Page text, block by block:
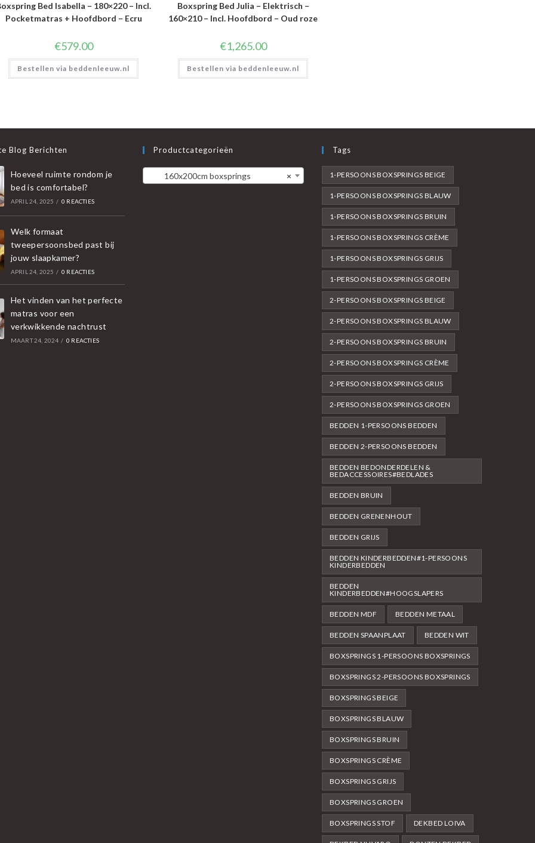
Bed Isabella – 180×220 – Incl.
Pocketmatras + Hoofdbord – Ecru
€579.00
Bestellen via beddenleeuw.nl
Boxspring Bed Julia – Elektrisch –
160×210 – Incl. Hoofdbord – Oud roze
€1,265.00
Bestellen via beddenleeuw.nl
Blog Berichten
Hoeveel ruimte rondom je
bed is comfortabel?
APRIL 24, 2025 / 0 REACTIES
Welk formaat
tweepersoonsbed past bij
jouw slaapkamer?
APRIL 24, 2025 / 0 REACTIES
Het vinden van het perfecte
matras voor een
verkwikkende nachtrust
MAART 24, 2024 / 0 REACTIES
Productcategorieën
×
160x200cm boxsprings
Tags
1-PERSOONS BOXSPRINGS BEIGE
1-PERSOONS BOXSPRINGS BLAUW
1-PERSOONS BOXSPRINGS BRUIN
1-PERSOONS BOXSPRINGS CRÈME
1-PERSOONS BOXSPRINGS GRIJS
1-PERSOONS BOXSPRINGS GROEN
2-PERSOONS BOXSPRINGS BEIGE
2-PERSOONS BOXSPRINGS BLAUW
2-PERSOONS BOXSPRINGS BRUIN
2-PERSOONS BOXSPRINGS CRÈME
2-PERSOONS BOXSPRINGS GRIJS
2-PERSOONS BOXSPRINGS GROEN
BEDDEN 1-PERSOONS BEDDEN
BEDDEN 2-PERSOONS BEDDEN
BEDDEN BEDONDERDELEN &
BEDACCESSOIRES#BEDLADES
BEDDEN BRUIN
BEDDEN GRENENHOUT
BEDDEN GRIJS
BEDDEN KINDERBEDDEN#1-PERSOONS
KINDERBEDDEN
BEDDEN
KINDERBEDDEN#HOOGSLAPERS
BEDDEN MDF BEDDEN METAAL
BEDDEN SPAANPLAAT BEDDEN WIT
BOXSPRINGS 1-PERSOONS BOXSPRINGS
BOXSPRINGS 2-PERSOONS BOXSPRINGS
BOXSPRINGS BEIGE
BOXSPRINGS BLAUW
BOXSPRINGS BRUIN
BOXSPRINGS CRÈME
BOXSPRINGS GRIJS
BOXSPRINGS GROEN
BOXSPRINGS STOF DEKBED LOIVA